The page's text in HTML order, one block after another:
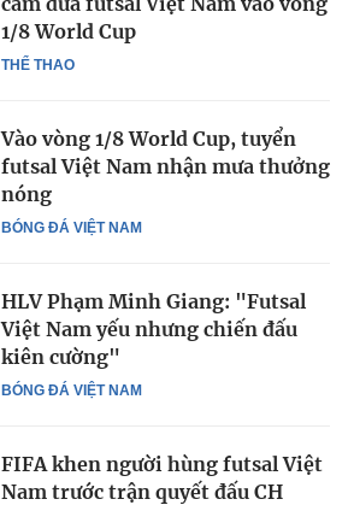
THỂ THAO
1/8 World Cup
BÓNG ĐÁ VIỆT NAM
Vào vòng 1/8 World Cup, tuyển
futsal Việt Nam nhận mưa thưởng
nóng
BÓNG ĐÁ VIỆT NAM
HLV Phạm Minh Giang: "Futsal
Việt Nam yếu nhưng chiến đấu
kiên cường"
FIFA khen người hùng futsal Việt
Nam trước trận quyết đấu CH